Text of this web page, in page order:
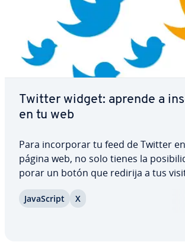
Twitter widget: aprende a
en tu web
Para in­co­r­po­rar tu feed de Twitter
página web, no solo tienes la
po­rar un botón que redirija a tus
con la ayuda de los llamados Twitter
Ja­va­S­cri­pt X